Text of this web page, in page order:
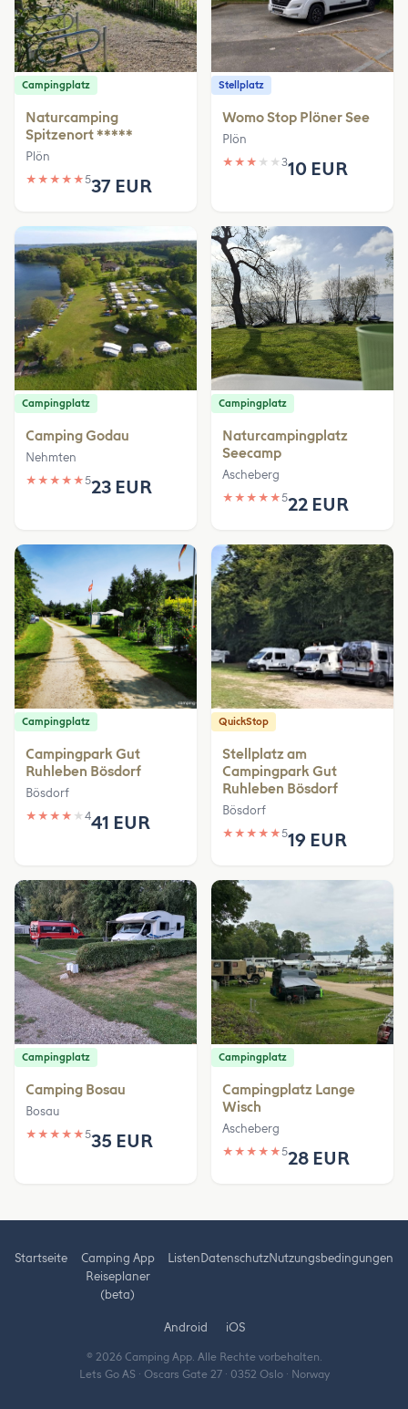
Campingplatz
Naturcamping
Spitzenort *****
Plön
★ ★ ★ ★ ★537 EUR
Stellplatz
Womo Stop Plöner See
Plön
★ ★ ★ ★ ★ 310 EUR
Campingplatz
Camping Godau
Nehmten
★ ★ ★ ★ ★523 EUR
Campingplatz
Naturcampingplatz
Seecamp
Ascheberg
★ ★ ★ ★ ★522 EUR
Campingplatz
Campingpark Gut
Ruhleben Bösdorf
Bösdorf
★ ★ ★ ★ ★ 441 EUR
QuickStop
Stellplatz am
Campingpark Gut
Ruhleben Bösdorf
Bösdorf
★ ★ ★ ★ ★519 EUR
Campingplatz
Camping Bosau
Bosau
★ ★ ★ ★ ★535 EUR
Campingplatz
Campingplatz Lange
Wisch
Ascheberg
★ ★ ★ ★ ★528 EUR
Startseite
Camping App
Reiseplaner
(beta)
ListenDatenschutzNutzungsbedingungen
Android iOS
© 2026 Camping App. Alle Rechte vorbehalten.
Lets Go AS · Oscars Gate 27 · 0352 Oslo · Norway